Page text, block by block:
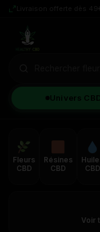
Univers
Fleurs
CBD
Résines
CBD
CBD
Voir